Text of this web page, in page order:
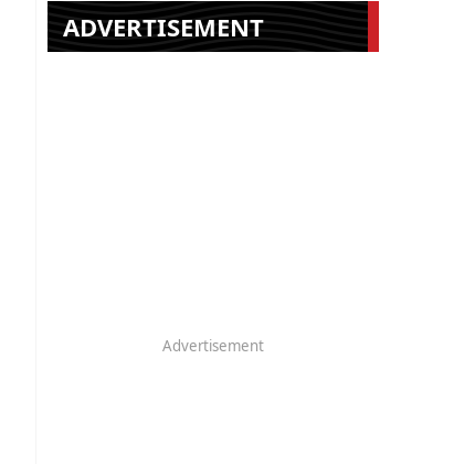
ADVERTISEMENT
Advertisement